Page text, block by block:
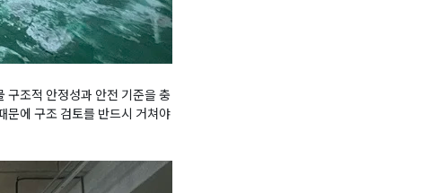
구조적 안정성과 안전 기준을 충
문에 구조 검토를 반드시 거쳐야